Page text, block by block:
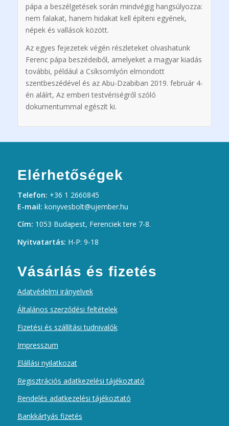
pápa a beszélgetések során mindvégig hangsúlyozza:
nem falakat, hanem hidakat kell építeni egyének,
népek és vallások között.
Az egyes fejezetek végén részleteket olvashatunk
Ferenc pápa beszédeiből, amelyeket a magyar kiadás
további, például a Csíksomlyón elmondott
szentbeszédével és az Abu-Dzabiban 2019. február 4-
én aláírt, Az emberi testvériségről szóló
dokumentummal egészít ki.
Elérhetőségek
Telefon: +36 1 2660845
E-mail: konyvesbolt@ujember.hu
Cím: 1053 Budapest, Ferenciek tere 7-8.
Nyitvatartás: H-P: 9-18
Vásárlás és fizetés
Adatvédelmi irányelvek
Általános szerződési feltételek
Fizetési és szállítási tudnivalók
Impresszum
Elállási nyilatkozat
Regisztrációs adatkezelési tájékoztató
Rendelés adatkezelési tájékoztató
Bankkártyás fizetés